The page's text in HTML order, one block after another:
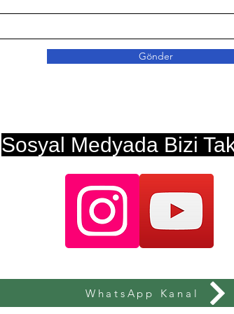
Gönder
Sosyal Medyada Bizi
WhatsApp Kanal